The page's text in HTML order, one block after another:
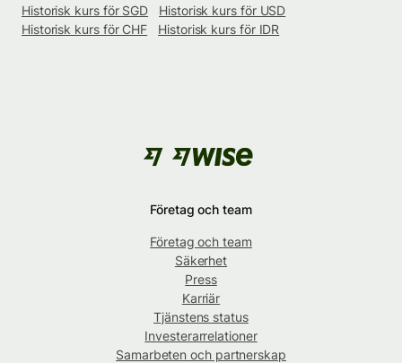
Historisk kurs för SGD
Historisk kurs för USD
Historisk kurs för CHF
Historisk kurs för IDR
Företag och team
Företag och team
Säkerhet
Press
Karriär
Tjänstens status
Investerarrelationer
Samarbeten och partnerskap